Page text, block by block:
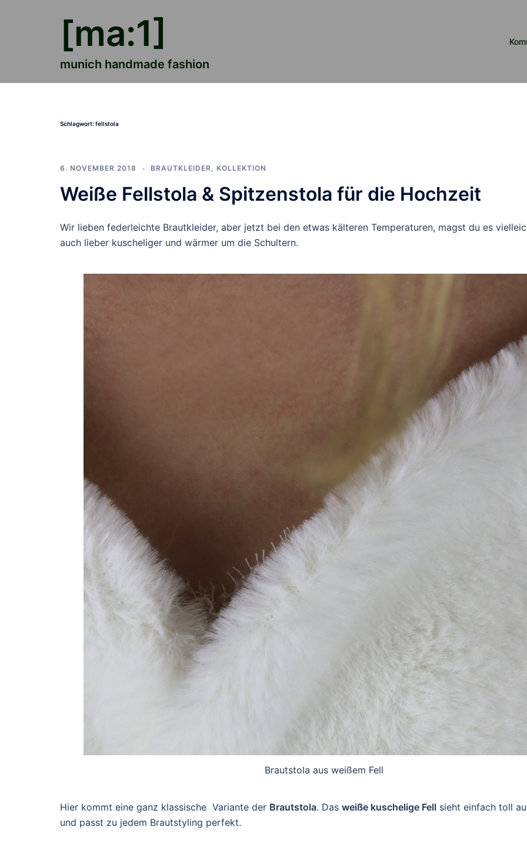
[ma:1]
munich handmade fashion
Schlagwort:fellstola
6. NOVEMBER 2018 BRAUTKLEIDER, KOLLEKTION
Weiße Fellstola & Spitzenstola für die Hochzeit
Wir lieben federleichte Brautkleider, aber jetzt bei den etwas kälteren Temperaturen, magst du es
auch lieber kuscheliger und wärmer um die Schultern.
Brautstola aus weißem Fell
Hier kommt eine ganz klassische Variante der Brautstola. Das weiße kuschelige Fell sieht einfach toll
und passt zu jedem Brautstyling perfekt.